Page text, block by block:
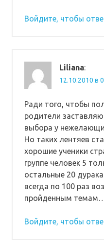
Войдите, чтобы
Liliana:
12.10.2010 в
Ради того, чтобы
родители
выбора у
Но таких лентяев
хорошие ученики
группе человек 5
остальные 20
всегда по 100 раз
пройденным
Войдите, чтобы